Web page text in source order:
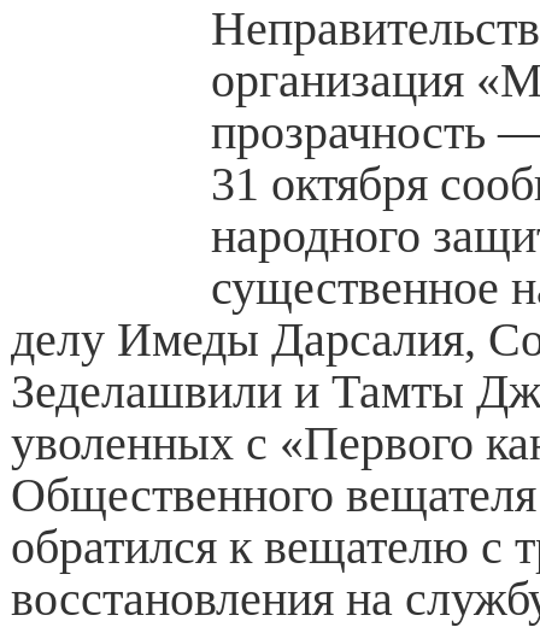
организация
прозрачность
31 октября
народного
существенное
делу Имеды Дарсалия,
Зеделашвили и Тамты
уволенных с «Первого
Общественного
обратился к вещателю с
восстановления на